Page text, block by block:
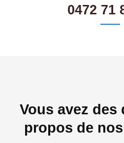
0472 71
Vous avez des
propos de